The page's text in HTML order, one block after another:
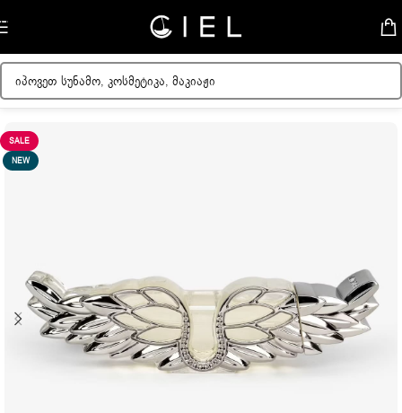
Skip to navigation
მთავარი/ქალის სუნამოები
SALE
NEW